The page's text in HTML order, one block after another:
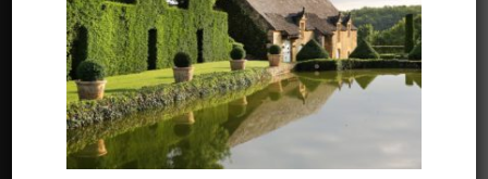
Téléphone : 05.53.28.99.71
Email : contact@eyrignac.com
ESPACE PRESSE